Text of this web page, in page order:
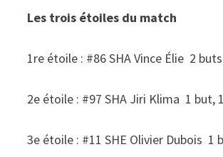
Les trois étoiles du match
1re étoile : #86 SHA Vince Élie 2
2e étoile : #97 SHA Jiri Klima 1 but,
3e étoile : #11 SHE Olivier Dubois 1